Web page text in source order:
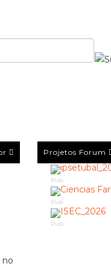
Projetos Forum
no
Pub
Pub
Pub